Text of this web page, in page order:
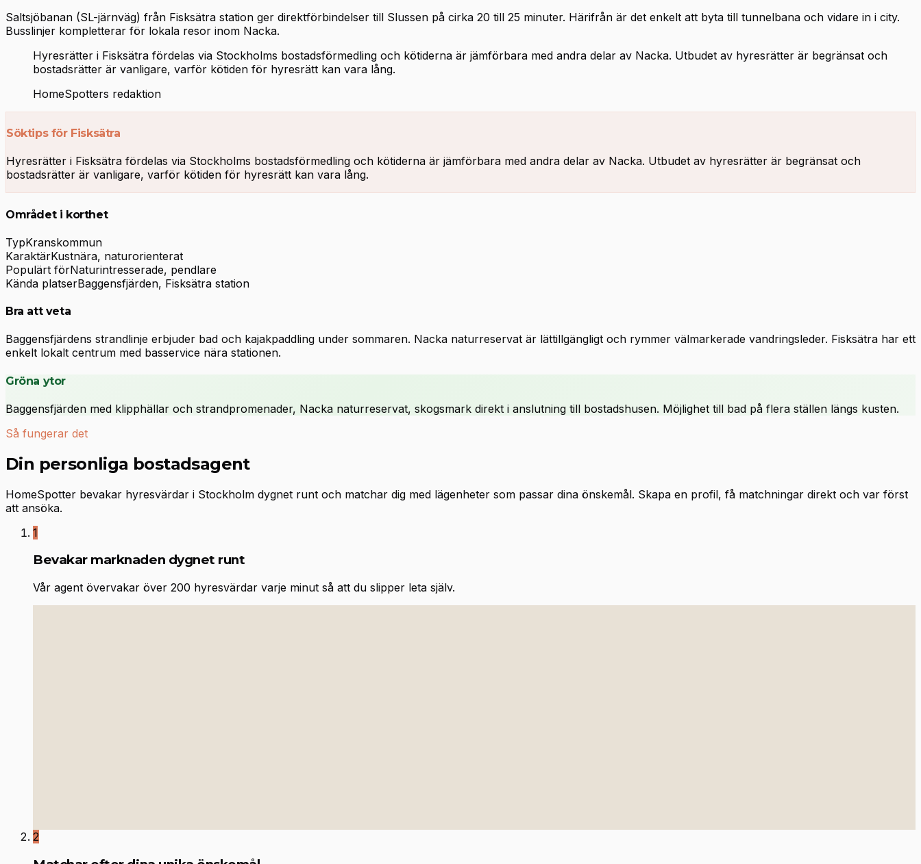
Saltsjöbanan (SL-järnväg) från Fisksätra station ger direktförbindelser till Slussen på cirka 20 till 25 minuter. Härifrån är det enkelt att byta till tunnelbana och vidare in i city.
Busslinjer kompletterar för lokala resor inom Nacka.
Hyresrätter i Fisksätra fördelas via Stockholms bostadsförmedling och kötiderna är jämförbara med andra delar av Nacka. Utbudet av hyresrätter är begränsat och
bostadsrätter är vanligare, varför kötiden för hyresrätt kan vara lång.
HomeSpotters redaktion
Söktips för Fisksätra
Hyresrätter i Fisksätra fördelas via Stockholms bostadsförmedling och kötiderna är jämförbara med andra delar av Nacka. Utbudet av hyresrätter är begränsat och
bostadsrätter är vanligare, varför kötiden för hyresrätt kan vara lång.
Området i korthet
TypKranskommun
KaraktärKustnära, naturorienterat
Populärt förNaturintresserade, pendlare
Kända platserBaggensfjärden, Fisksätra station
Bra att veta
Baggensfjärdens strandlinje erbjuder bad och kajakpaddling under sommaren. Nacka naturreservat är lättillgängligt och rymmer välmarkerade vandringsleder. Fisksätra har ett
enkelt lokalt centrum med basservice nära stationen.
Gröna ytor
Baggensfjärden med klipphällar och strandpromenader, Nacka naturreservat, skogsmark direkt i anslutning till bostadshusen. Möjlighet till bad på flera ställen längs kusten.
Så fungerar det
Din personliga bostadsagent
HomeSpotter bevakar hyresvärdar i Stockholm dygnet runt och matchar dig med lägenheter som passar dina önskemål. Skapa en profil, få matchningar direkt och var först
att ansöka.
1
Bevakar marknaden dygnet runt
Vår agent övervakar över 200 hyresvärdar varje minut så att du slipper leta själv.
2